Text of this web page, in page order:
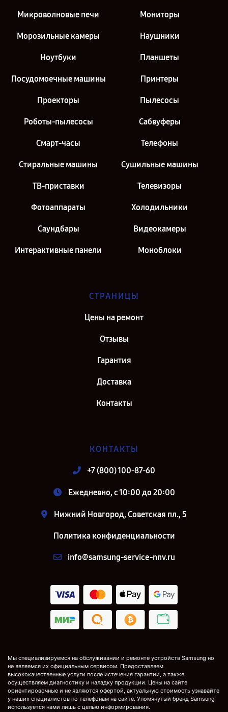
Микроволновые печи Мониторы
Морозильные камеры Наушники
Ноутбуки Планшеты
Посудомоечные машины Принтеры
Проекторы Пылесосы
Роботы-пылесосы Сабвуферы
Смарт-часы Телефоны
Стиральные машины Сушильные машины
ТВ-приставки Телевизоры
Фотоаппараты Холодильники
Саундбары Видеокамеры
Интерактивные панели Моноблоки
СТРАНИЦЫ
Цены на ремонт
Отзывы
Гарантия
Доставка
Контакты
КОНТАКТЫ
+7 (800) 100-87-60
Ежедневно, с 10:00 до 20:00
Нижний Новгород, Советская пл., 5
Политика конфиденциальности
info@samsung-service-nnv.ru
Мы специализируемся на обслуживании и ремонте устройств Samsung но
не являемся их официальным сервисом. Предоставляем
высококачественные услуги после истечения гарантии, а также
осуществляем диагностику и наладку продукции. Цены на сайте
ориентировочные и не являются офертой, актуальную стоимость узнавайте
у наших специалистов по телефонам на сайте. Упомянутый бренд Samsung
используется нами лишь с целью информирования.